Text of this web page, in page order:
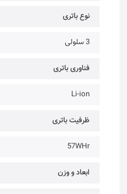
نوع باتری
3 سلولی
فناوری باتری
Li-ion
ظرفیت باتری
57WHr
ابعاد و وزن